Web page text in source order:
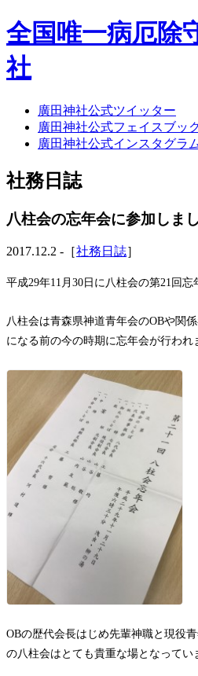
全国唯一病厄除
社
ホーム
社務日誌
お知らせ
年間祭事のご案内
お願いごと
神前結婚式
ご相談
八甲田山神社
古墳型合葬
水子葬
奉祝記念事業
廣田神社公式ツイッター
廣田神社公式フェイスブッ
廣田神社公式インスタグラ
社務日誌
八柱会の忘年会に参加しまし
2017.12.2 -［社務日誌］
平成29年11月30日に八柱会の第21回忘
八柱会は青森県神道青年会のOBや関
になる前の今の時期に忘年会が行われ
OBの歴代会長はじめ先輩神職と現役
の八柱会はとても貴重な場となってい